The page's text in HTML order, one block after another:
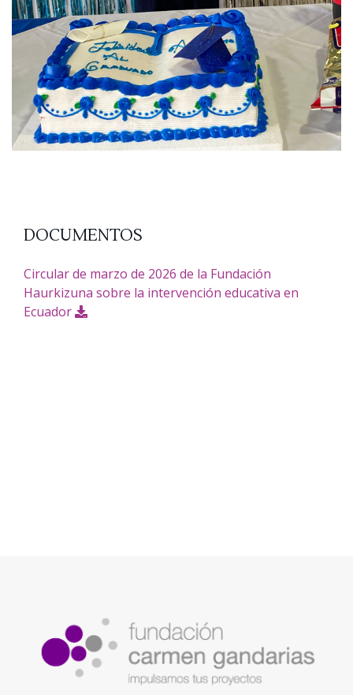
DOCUMENTOS
Circular de marzo de 2026 de la Fundación
Haurkizuna sobre la intervención educativa en
Ecuador